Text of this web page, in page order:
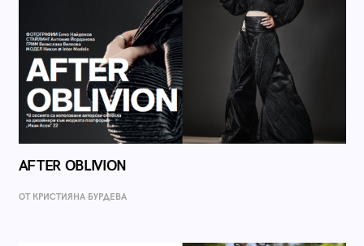
AFTER OBLIVION
ОТ КРИСТИЯНА БУРДЕВА